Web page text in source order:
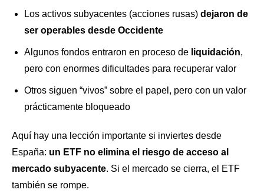
Los activos subyacentes (acciones rusas) dejaron de
ser operables desde Occidente
Algunos fondos entraron en proceso de liquidación,
pero con enormes dificultades para recuperar valor
Otros siguen “vivos” sobre el papel, pero con un valor
prácticamente bloqueado
Aquí hay una lección importante si inviertes desde
España: un ETF no elimina el riesgo de acceso al
mercado subyacente. Si el mercado se cierra, el ETF
también se rompe.